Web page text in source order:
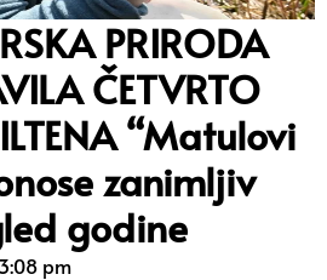
PRIRODA
ČETVRTO
“Matulovi
zanimljiv
godine
3:08 pm